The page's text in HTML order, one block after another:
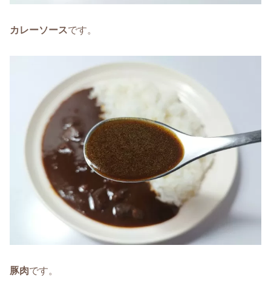
カレーソースです。
豚肉です。